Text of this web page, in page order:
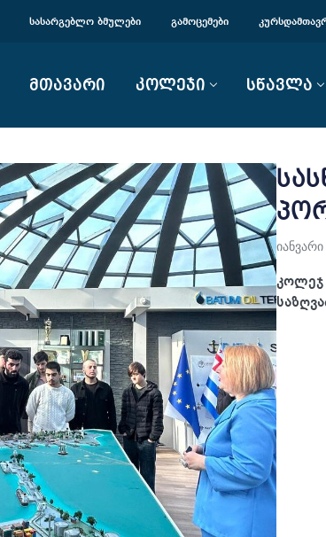
ᲡᲐᲡᲐᲠᲒᲔᲑᲚᲝ ᲑᲛᲣᲚᲔᲑᲘ ᲒᲐᲛᲝᲪᲔᲛᲔᲑᲘ
მთავარი კოლეჯი სწავლა
კოლეჯ